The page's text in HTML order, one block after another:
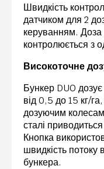
Швидкість
датчиком для 2
керуванням. Доза
контролюється з
Високоточне
Бункер DUO
від 0,5 до 15 кг/
дозуючим
сталі
Кнопка
швидкість потоку
бункера.